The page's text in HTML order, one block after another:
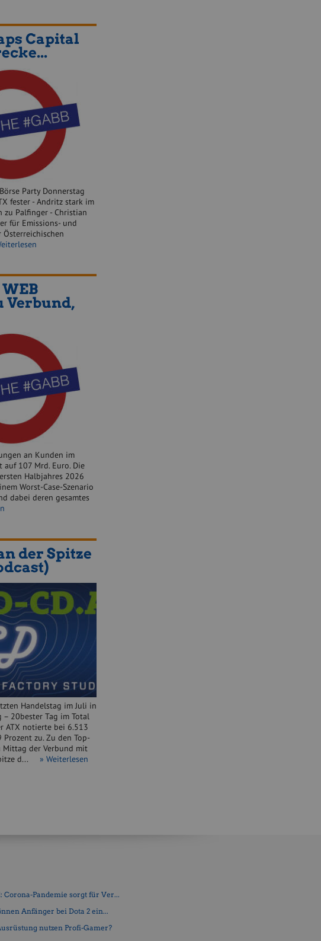
Capital
Party Donnerstag
fester - Andritz stark im
zu Palfinger - Christian
für Emissions- und
Verbund,
an Kunden im
auf 107 Mrd. Euro. Die
Halbjahres 2026
Worst-Case-Szenario
dabei deren gesamtes
der Spitze
Handelstag im Juli in
– 20bester Tag im Total
ATX notierte bei 6.513
zu. Zu den Top-
Mittag der Verbund mit
d... » Weiterlesen
Corona-Pandemie sorgt für Ver...
Anfänger bei Dota 2 ein...
nutzen Profi-Gamer?